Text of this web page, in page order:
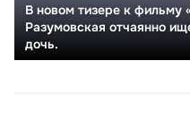
В новом тизере к фильму
Разумовская отчаянно
дочь.